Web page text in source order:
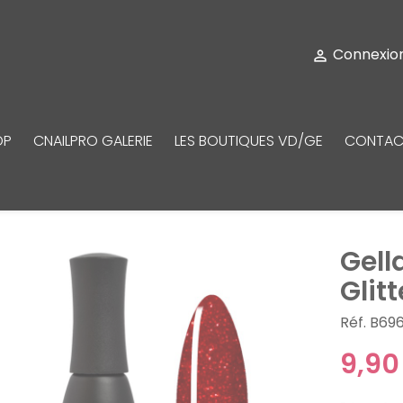

CNAILPRO GALERIE LES BOUTIQUES VD/GE
Réf. B696
9,90